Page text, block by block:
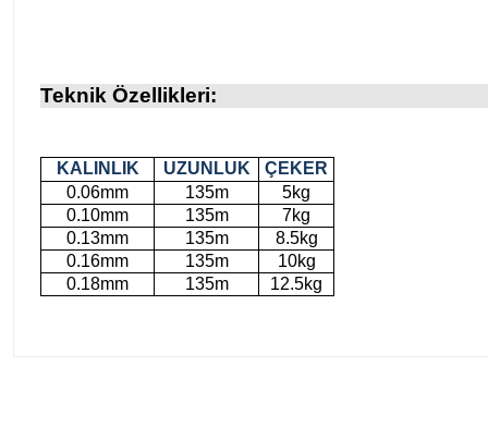
Teknik Özellikleri:
KALINLIK UZUNLUK
ÇEKER
0.06mm
135m
5kg
0.10mm
135m
7kg
0.13mm
135m
8.5kg
0.16mm
135m
10kg
0.18mm
135m 12.5kg